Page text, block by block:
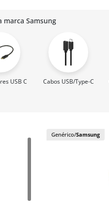
marca Samsung
USB C Cabos USB/Type-C
Genérico/Samsung